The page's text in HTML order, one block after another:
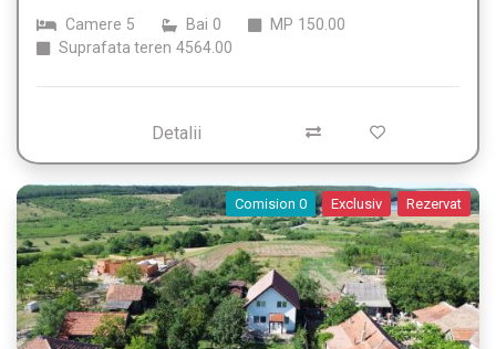
Camere 5 Bai 0 MP 150.00
Suprafata teren 4564.00
Detalii
Comision 0 Exclusiv Rezervat